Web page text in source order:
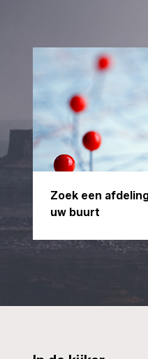
Zoek een
uw buurt